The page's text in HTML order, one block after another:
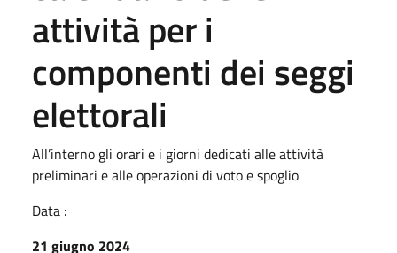
attività per i
componenti dei seggi
elettorali
All’interno gli orari e i giorni dedicati alle attività
preliminari e alle operazioni di voto e spoglio
Data :
21 giugno 2024